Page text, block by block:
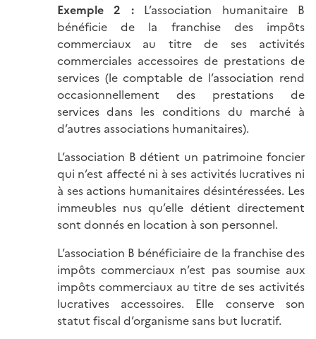
Exemple 2 :L’association humanitaire B
bénéficie de la franchise des impôts
commerciaux au titre de ses activités
commerciales accessoires de prestations de
services (le comptable de l’association rend
occasionnellement des prestations de
services dans les conditions du marché à
d’autres associations humanitaires).
L’association B détient un patrimoine foncier
qui n’est affecté ni à ses activités lucratives ni
à ses actions humanitaires désintéressées. Les
immeubles nus qu’elle détient directement
sont donnés en location à son personnel.
L’association B bénéficiaire de la franchise des
impôts commerciaux n’est pas soumise aux
impôts commerciaux au titre de ses activités
lucratives accessoires. Elle conserve son
statut fiscal d’organisme sans but lucratif.